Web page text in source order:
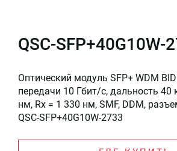
QSC-SFP+40G10W-
Оптический модуль SFP+ WDM
передачи 10 Гбит/c, дальность 40
нм, Rx = 1 330 нм, SMF, DDM,
QSC-SFP+40G10W-2733